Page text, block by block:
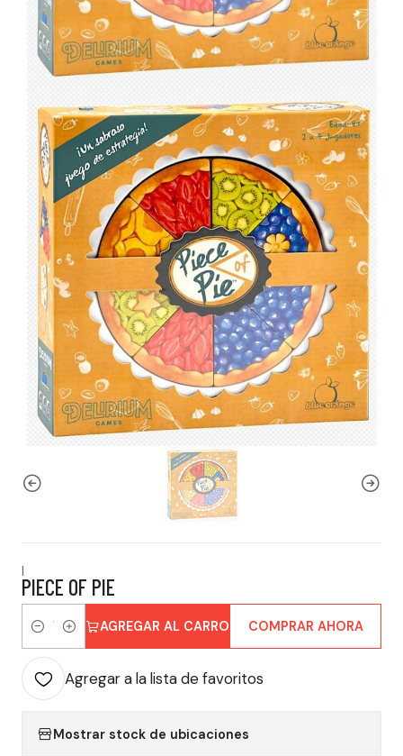
|
PIECE OF PIE
Cantidad
AGREGAR AL CARRO COMPRAR AHORA
Agregar a la lista de favoritos
Mostrar stock de ubicaciones